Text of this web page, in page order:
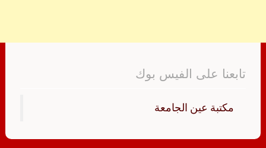
تابعنا على الفيس بوك
‏مكتبة عين الجامعة‏